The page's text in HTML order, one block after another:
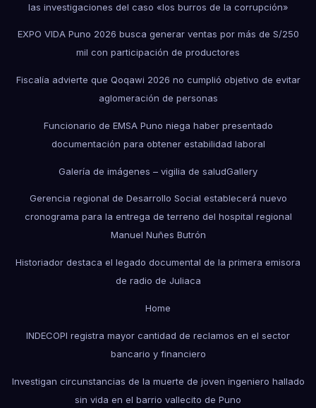
las investigaciones del caso «los burros de la corrupción»
EXPO VIDA Puno 2026 busca generar ventas por más de S/250
mil con participación de productores
Fiscalía advierte que Qoqawi 2026 no cumplió objetivo de evitar
aglomeración de personas
Funcionario de EMSA Puno niega haber presentado
documentación para obtener estabilidad laboral
Galería de imágenes – vigilia de saludGallery
Gerencia regional de Desarrollo Social establecerá nuevo
cronograma para la entrega de terreno del hospital regional
Manuel Nuñes Butrón
Historiador destaca el legado documental de la primera emisora
de radio de Juliaca
Home
INDECOPI registra mayor cantidad de reclamos en el sector
bancario y financiero
Investigan circunstancias de la muerte de joven ingeniero hallado
sin vida en el barrio vallecito de Puno